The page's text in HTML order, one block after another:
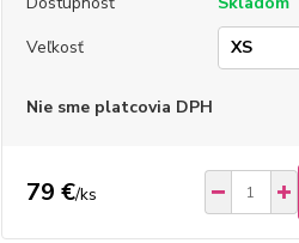
Veľkosť
Nie sme platcovia DPH
79 €/ks